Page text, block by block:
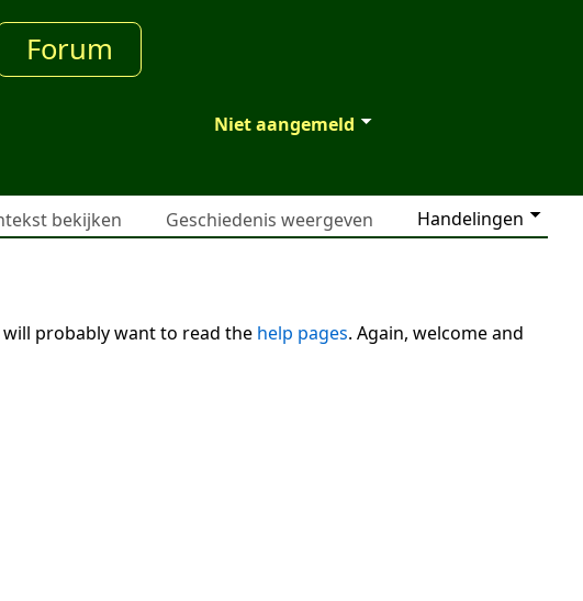
Forum
Niet aangemeld
Handelingen
bekijken Geschiedenis weergeven
probably want to read the help pages. Again, welcome and